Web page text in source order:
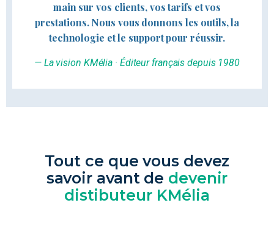
main sur vos clients, vos tarifs et vos
prestations. Nous vous donnons les outils, la
technologie et le support pour réussir.
— La vision KMélia · Éditeur français depuis 1980
Tout ce que vous devez
savoir avant de devenir
distibuteur KMélia